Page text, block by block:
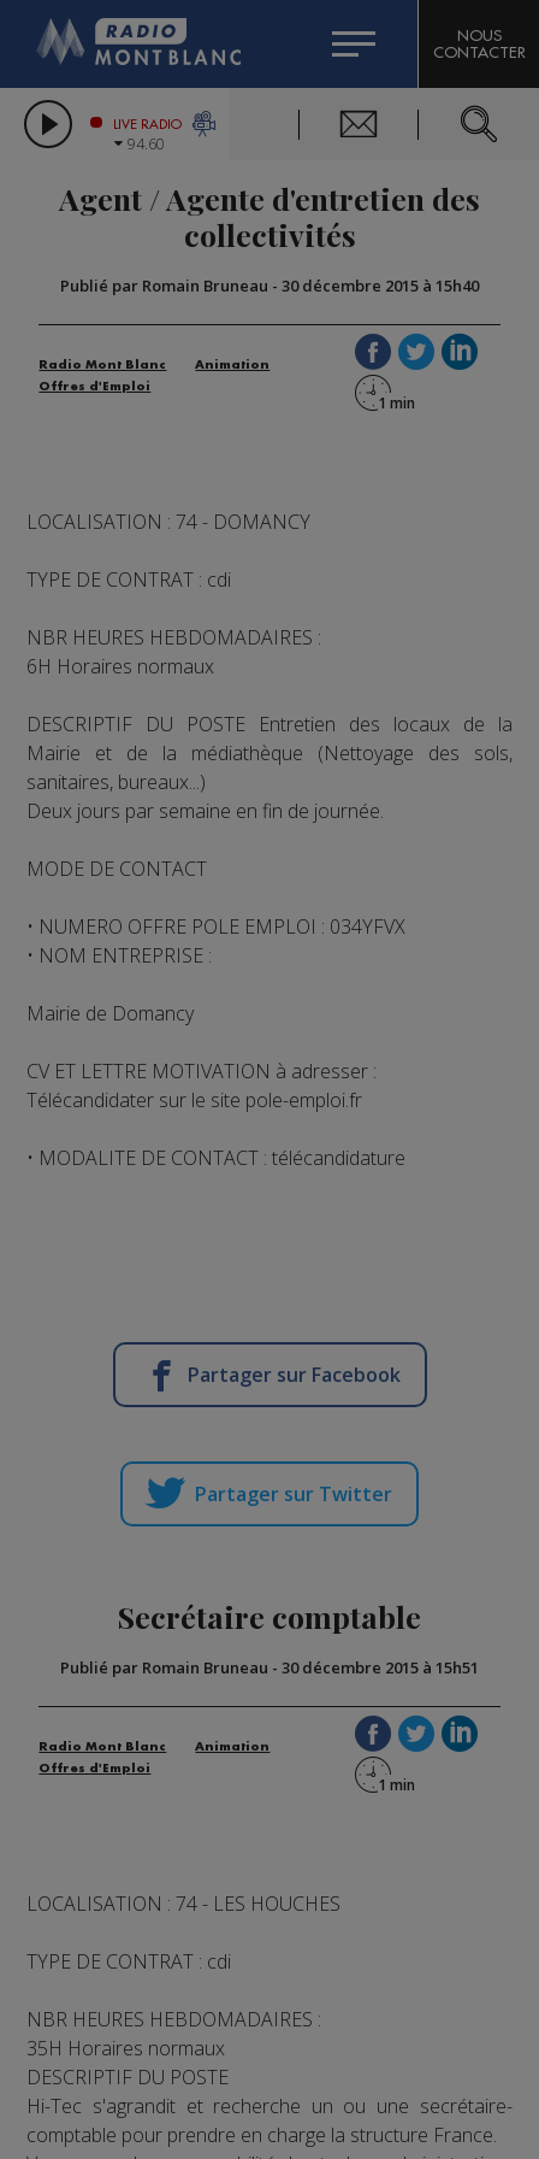
LES CHRONIQUES DE L'EXPERT
CITIZEN MACHINERY
GRAND MASSIF DOMAINES SKIABLES
BIGARD
COMPAGNIE DU MONT-BLANC
NOUS
CONTACTER
LIVE RADIO
94.60
Agent / Agente d'entretien des
collectivités
Publié par Romain Bruneau - 30 décembre 2015 à 15h40
Radio Mont Blanc
Animation
Offres d'Emploi
LOCALISATION : 74 - DOMANCY
TYPE DE CONTRAT : cdi
NBR HEURES HEBDOMADAIRES :
6H Horaires normaux
DESCRIPTIF DU POSTE Entretien des locaux de la
Mairie et de la médiathèque (Nettoyage des sols,
sanitaires, bureaux...)
Deux jours par semaine en fin de journée.
MODE DE CONTACT
• NUMERO OFFRE POLE EMPLOI : 034YFVX
• NOM ENTREPRISE :
Mairie de Domancy
CV ET LETTRE MOTIVATION à adresser :
Télécandidater sur le site pole-emploi.fr
• MODALITE DE CONTACT : télécandidature
Partager sur Facebook
Partager sur Twitter
Secrétaire comptable
Publié par Romain Bruneau - 30 décembre 2015 à 15h51
Radio Mont Blanc
Animation
Offres d'Emploi
LOCALISATION : 74 - LES HOUCHES
TYPE DE CONTRAT : cdi
NBR HEURES HEBDOMADAIRES :
35H Horaires normaux
DESCRIPTIF DU POSTE
Hi-Tec s'agrandit et recherche un ou une secrétaire-
comptable pour prendre en charge la structure France.